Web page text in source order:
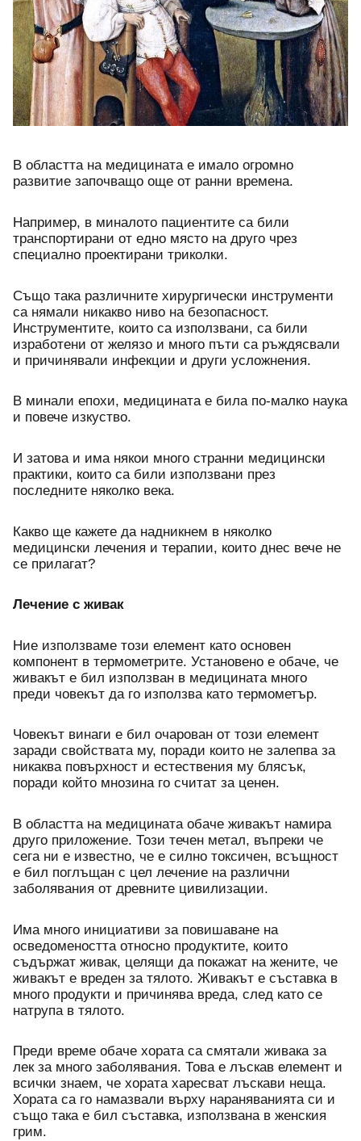
В областта на медицината e имало огромно
развитие започващо още от ранни времена.
Например, в миналото пациентите са били
транспортирани от едно място на друго чрез
специално проектирани триколки.
Също така различните хирургически инструменти
са нямали никакво ниво на безопасност.
Инструментите, които са използвани, са били
изработени от желязо и много пъти са ръждясвали
и причинявали инфекции и други усложнения.
В минали епохи, медицината е била по-малко наука
и повече изкуство.
И затова и има някои много странни медицински
практики, които са били използвани през
последните няколко века.
Какво ще кажете да надникнем в няколко
медицински лечения и терапии, които днес вече не
се прилагат?
Лечение с живак
Ние използваме този елемент като основен
компонент в термометрите. Установено е обаче, че
живакът е бил използван в медицината много
преди човекът да го използва като термометър.
Човекът винаги е бил очарован от този елемент
заради свойствата му, поради които не залепва за
никаква повърхност и естествения му блясък,
поради който мнозина го считат за ценен.
В областта на медицината обаче живакът намира
друго приложение. Този течен метал, въпреки че
сега ни е известно, че е силно токсичен, всъщност
е бил поглъщан с цел лечение на различни
заболявания от древните цивилизации.
Има много инициативи за повишаване на
осведомеността относно продуктите, които
съдържат живак, целящи да покажат на жените, че
живакът е вреден за тялото. Живакът е съставка в
много продукти и причинява вреда, след като се
натрупа в тялото.
Преди време обаче хората са смятали живака за
лек за много заболявания. Това е лъскав елемент и
всички знаем, че хората харесват лъскави неща.
Хората са го намазвали върху нараняванията си и
също така е бил съставка, използвана в женския
грим.